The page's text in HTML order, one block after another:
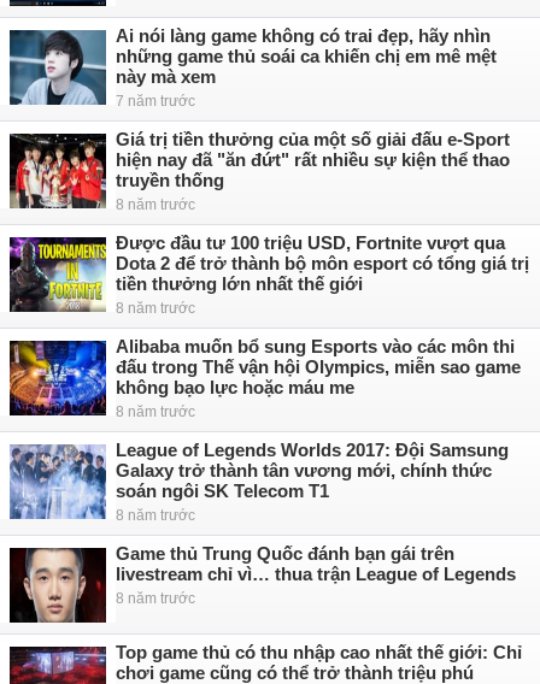
Ai nói làng game không có trai đẹp, hãy nhìn
những game thủ soái ca khiến chị em mê mệt
này mà xem
7 năm trước
Giá trị tiền thưởng của một số giải đấu e-Sport
hiện nay đã "ăn đứt" rất nhiều sự kiện thể thao
truyền thống
8 năm trước
Được đầu tư 100 triệu USD, Fortnite vượt qua
Dota 2 để trở thành bộ môn esport có tổng giá trị
tiền thưởng lớn nhất thế giới
8 năm trước
Alibaba muốn bổ sung Esports vào các môn thi
đấu trong Thế vận hội Olympics, miễn sao game
không bạo lực hoặc máu me
8 năm trước
League of Legends Worlds 2017: Đội Samsung
Galaxy trở thành tân vương mới, chính thức
soán ngôi SK Telecom T1
8 năm trước
Game thủ Trung Quốc đánh bạn gái trên
livestream chỉ vì… thua trận League of Legends
8 năm trước
Top game thủ có thu nhập cao nhất thế giới: Chỉ
chơi game cũng có thể trở thành triệu phú